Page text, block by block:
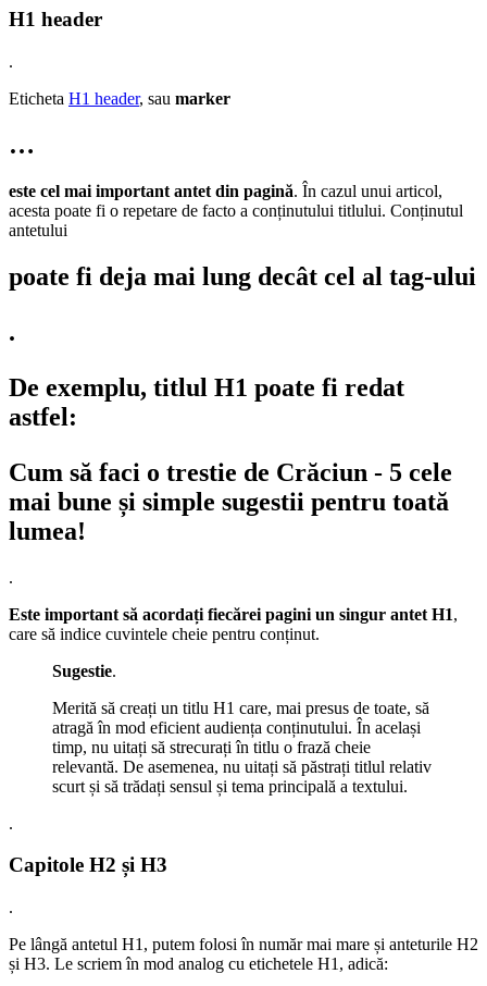
H1 header
.
Eticheta H1 header, sau marker
…
este cel mai important antet din pagină. În cazul unui articol,
acesta poate fi o repetare de facto a conținutului titlului. Conținutul
antetului
poate fi deja mai lung decât cel al tag-ului
.
De exemplu, titlul H1 poate fi redat
astfel:
Cum să faci o trestie de Crăciun - 5 cele
mai bune și simple sugestii pentru toată
lumea!
.
Este important să acordați fiecărei pagini un singur antet H1,
care să indice cuvintele cheie pentru conținut.
Sugestie.
Merită să creați un titlu H1 care, mai presus de toate, să
atragă în mod eficient audiența conținutului. În același
timp, nu uitați să strecurați în titlu o frază cheie
relevantă. De asemenea, nu uitați să păstrați titlul relativ
scurt și să trădați sensul și tema principală a textului.
.
Capitole H2 și H3
.
Pe lângă antetul H1, putem folosi în număr mai mare și anteturile H2
și H3. Le scriem în mod analog cu etichetele H1, adică: